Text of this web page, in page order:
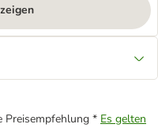
Preisempfehlung * Es gelten